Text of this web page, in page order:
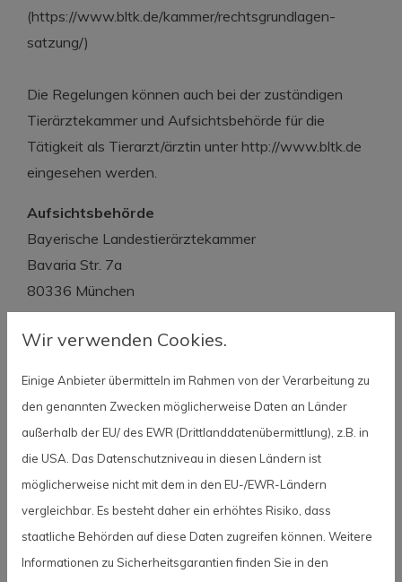
(https://www.bltk.de/kammer/rechtsgrundlagen-
satzung/)
Die Regelungen können auch bei der zuständigen
Tierärztekammer und Aufsichtsbehörde für die
Tätigkeit als Tierarzt/ärztin unter http://www.bltk.de
eingesehen werden.
Aufsichtsbehörde
Bayerische Landestierärztekammer
Bavaria Str. 7a
80336 München
E-Mail: kontakt@bltk.de
Tel.: 089 - 21 99 08 - 0
Zuständige Kammer
Bayerische Landestierärztekammer
Bavaria Str. 7a
80336 München
Wir verwenden Cookies.
Einige Anbieter übermitteln im Rahmen von der Verarbeitung zu
den genannten Zwecken möglicherweise Daten an Länder
außerhalb der EU/ des EWR (Drittlanddatenübermittlung), z.B. in
die USA. Das Datenschutzniveau in diesen Ländern ist
möglicherweise nicht mit dem in den EU-/EWR-Ländern
vergleichbar. Es besteht daher ein erhöhtes Risiko, dass
staatliche Behörden auf diese Daten zugreifen können. Weitere
Informationen zu Sicherheitsgarantien finden Sie in den